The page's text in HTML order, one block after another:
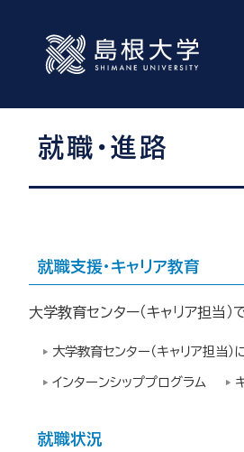
就職・進路
就職支援・キャリア教育
大学教育センター（キャリア担当
大学教育センター（キャリア担当）
インターンシッププログラム
就職状況